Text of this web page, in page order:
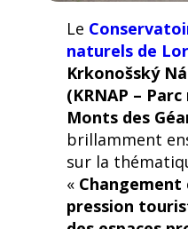
Le
naturels de
Krkonošský
(KRNAP –
Monts des
brillamment
sur la
«
pression